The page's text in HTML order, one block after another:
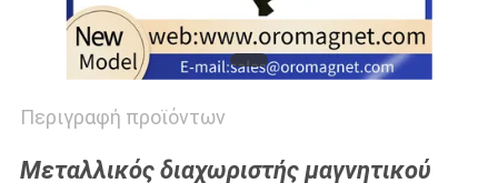
Περιγραφή προϊόντων
Μεταλλικός διαχωριστής μαγνητικού